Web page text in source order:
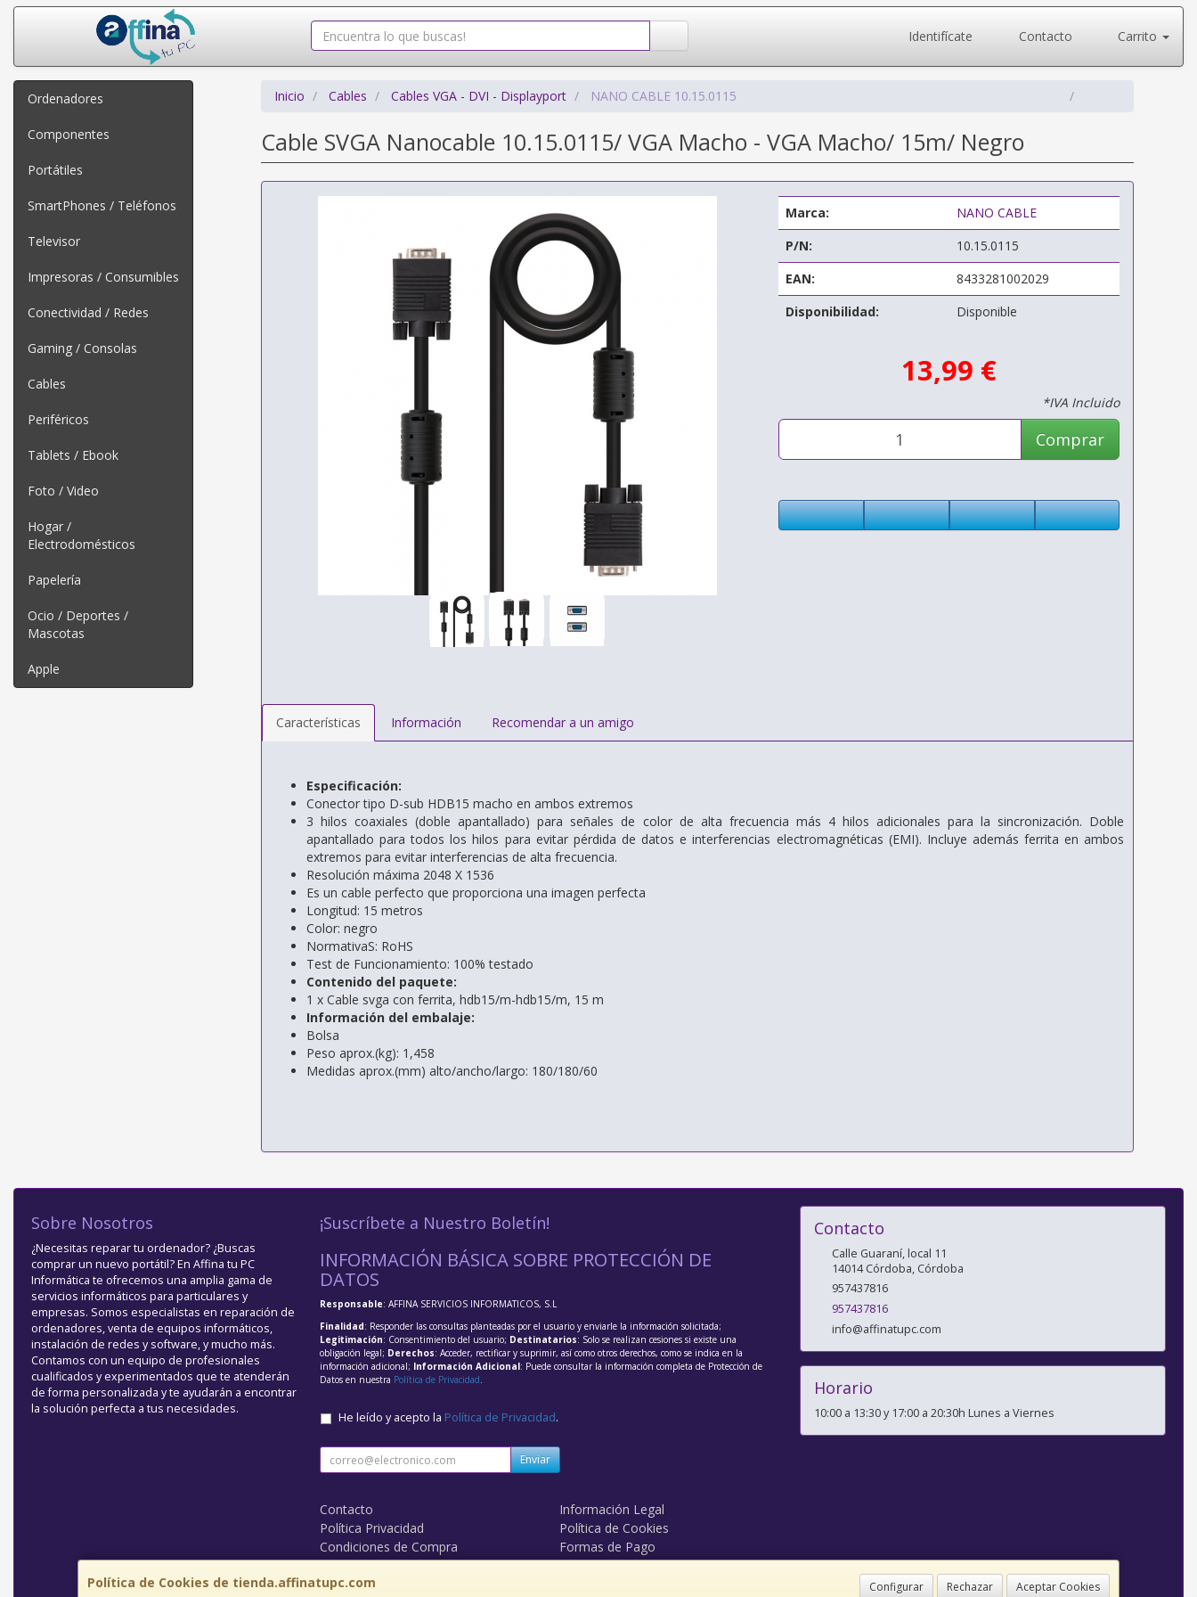
Identifícate Contacto Carrito
Ordenadores
Componentes
Portátiles
SmartPhones / Teléfonos
Televisor
Impresoras / Consumibles
Conectividad / Redes
Gaming / Consolas
Cables
Periféricos
Tablets / Ebook
Foto / Video
Hogar /
Electrodomésticos
Papelería
Ocio / Deportes /
Mascotas
Apple
Inicio Cables Cables VGA - DVI - Displayport NANO CABLE 10.15.0115
Cable SVGA Nanocable 10.15.0115/ VGA Macho - VGA Macho/ 15m/ Negro
Marca:
NANO CABLE
P/N:
10.15.0115
EAN:
8433281002029
Disponibilidad:
Disponible
13,99 €
*IVA Incluido
Comprar
Características Información Recomendar a un amigo
Especificación:
Conector tipo D-sub HDB15 macho en ambos extremos
3 hilos coaxiales (doble apantallado) para señales de color de alta frecuencia más 4 hilos adicionales para la sincronización. Doble
apantallado para todos los hilos para evitar pérdida de datos e interferencias electromagnéticas (EMI). Incluye además ferrita en ambos
extremos para evitar interferencias de alta frecuencia.
Resolución máxima 2048 X 1536
Es un cable perfecto que proporciona una imagen perfecta
Longitud: 15 metros
Color: negro
NormativaS: RoHS
Test de Funcionamiento: 100% testado
Contenido del paquete:
1 x Cable svga con ferrita, hdb15/m-hdb15/m, 15 m
Información del embalaje:
Bolsa
Peso aprox.(kg): 1,458
Medidas aprox.(mm) alto/ancho/largo: 180/180/60
Política de Cookies de tienda.affinatupc.com Configurar Rechazar Aceptar Cookies
Sobre Nosotros
¿Necesitas reparar tu ordenador? ¿Buscas
comprar un nuevo portátil? En Affina tu PC
Informática te ofrecemos una amplia gama de
servicios informáticos para particulares y
empresas. Somos especialistas en reparación de
ordenadores, venta de equipos informáticos,
instalación de redes y software, y mucho más.
Contamos con un equipo de profesionales
cualificados y experimentados que te atenderán
de forma personalizada y te ayudarán a encontrar
la solución perfecta a tus necesidades.
¡Suscríbete a Nuestro Boletín!
INFORMACIÓN BÁSICA SOBRE PROTECCIÓN DE
DATOS
Responsable: AFFINA SERVICIOS INFORMATICOS, S.L
Finalidad: Responder las consultas planteadas por el usuario y enviarle la información solicitada;
Legitimación: Consentimiento del usuario; Destinatarios: Solo se realizan cesiones si existe una
obligación legal; Derechos: Acceder, rectificar y suprimir, así como otros derechos, como se indica en la
información adicional; Información Adicional: Puede consultar la información completa de Protección de
Datos en nuestra Política de Privacidad.
He leído y acepto la Política de Privacidad.
Enviar
Contacto
Información Legal
Política Privacidad
Política de Cookies
Condiciones de Compra
Formas de Pago
¿Quienes Somos?
Derecho de Desistimiento
Contacto
Calle Guaraní, local 11
14014 Córdoba, Córdoba
957437816
957437816
info@affinatupc.com
Horario
10:00 a 13:30 y 17:00 a 20:30h Lunes a Viernes